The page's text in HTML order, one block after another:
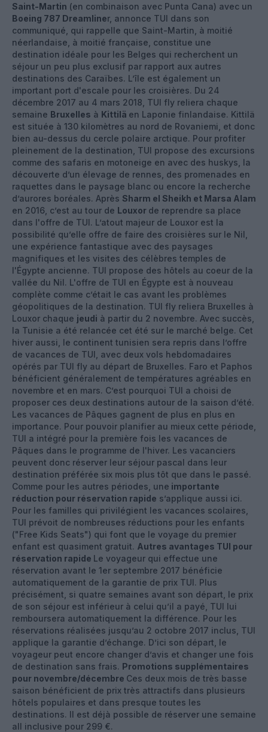
Saint-Martin (en combinaison avec Punta Cana) avec un
Boeing 787 Dreamliner, annonce TUI dans son
communiqué, qui rappelle que Saint-Martin, à moitié
néerlandaise, à moitié française, constitue une
destination idéale pour les Belges qui recherchent un
séjour un peu plus exclusif par rapport aux autres
destinations des Caraïbes. L’île est également un
important port d'escale pour les croisières. Du 24
décembre 2017 au 4 mars 2018, TUI fly reliera chaque
semaine Bruxelles à Kittilä en Laponie finlandaise. Kittilä
est située à 130 kilomètres au nord de Rovaniemi, et donc
bien au-dessus du cercle polaire arctique. Pour profiter
pleinement de la destination, TUI propose des excursions
comme des safaris en motoneige en avec des huskys, la
découverte d’un élevage de rennes, des promenades en
raquettes dans le paysage blanc ou encore la recherche
d’aurores boréales. Après Sharm el Sheikh et Marsa Alam
en 2016, c’est au tour de Louxor de reprendre sa place
dans l'offre de TUI. L’atout majeur de Louxor est la
possibilité qu’elle offre de faire des croisières sur le Nil,
une expérience fantastique avec des paysages
magnifiques et les visites des célèbres temples de
l'Égypte ancienne. TUI propose des hôtels au coeur de la
vallée du Nil. L'offre de TUI en Égypte est à nouveau
complète comme c’était le cas avant les problèmes
géopolitiques de la destination. TUI fly reliera Bruxelles à
Louxor chaque jeudi à partir du 2 novembre. Avec succès,
la Tunisie a été relancée cet été sur le marché belge. Cet
hiver aussi, le continent tunisien sera repris dans l’offre
de vacances de TUI, avec deux vols hebdomadaires
opérés par TUI fly au départ de Bruxelles. Faro et Paphos
bénéficient généralement de températures agréables en
novembre et en mars. C’est pourquoi TUI a choisi de
proposer ces deux destinations autour de la saison d’été.
Les vacances de Pâques gagnent de plus en plus en
importance. Pour pouvoir planifier au mieux cette période,
TUI a intégré pour la première fois les vacances de
Pâques dans le programme de l'hiver. Les vacanciers
peuvent donc réserver leur séjour pascal dans leur
destination préférée six mois plus tôt que dans le passé.
Comme pour les autres périodes, une importante
réduction pour réservation rapide s’applique aussi ici.
Pour les familles qui privilégient les vacances scolaires,
TUI prévoit de nombreuses réductions pour les enfants
("Free Kids Seats") qui font que le voyage du premier
enfant est quasiment gratuit. Autres avantages TUI pour
réservation rapide Le voyageur qui effectue une
réservation avant le 1er septembre 2017 bénéficie
automatiquement de la garantie de prix TUI. Plus
précisément, si quatre semaines avant son départ, le prix
de son séjour est inférieur à celui qu’il a payé, TUI lui
remboursera automatiquement la différence. Pour les
réservations réalisées jusqu’au 2 octobre 2017 inclus, TUI
applique la garantie d’échange. D’ici son départ, le
voyageur peut encore changer d’avis et changer une fois
de destination sans frais. Promotions supplémentaires
pour novembre/décembre Ces deux mois de très basse
saison bénéficient de prix très attractifs dans plusieurs
hôtels populaires et dans presque toutes les
destinations. Il est déjà possible de réserver une semaine
all inclusive pour 299 €.